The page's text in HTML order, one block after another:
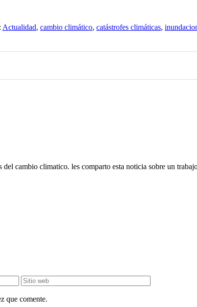
Actualidad, cambio climático, catástrofes climáticas,
cambio climatico. les comparto esta noticia sobre un
que comente.